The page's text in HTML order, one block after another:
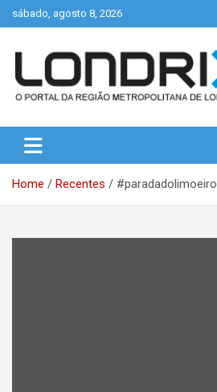
Skip
to
sábado, agosto 8, 2026
Londrix
Home Recentes #paradadolimoeiro